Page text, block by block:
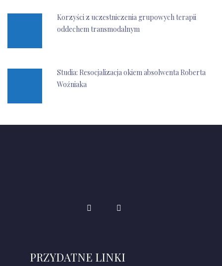
Korzyści z uczestniczenia grupowych terapii
oddechem transmodalnym
Studia: Resocjalizacja okiem absolwenta Roberta
Woźniaka
PRZYDATNE LINKI